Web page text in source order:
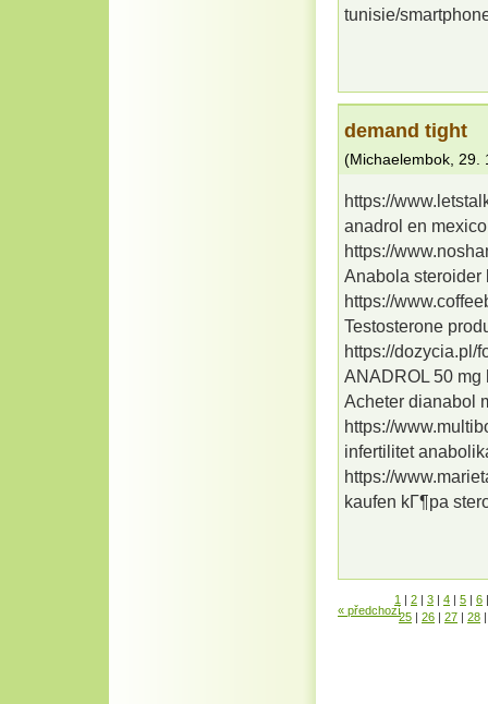
tunisie/
demand tight
(Michaelembok 29.
https://
anadrol en
https://
Anabola steroider
https://
Testosterone
https://dozycia.pl/
ANADROL 50 mg
Acheter dianabol
https://
infertilitet
https://
kaufen kГ¶pa
« předchozí
1 | 2 | 3 | 4 | 5 | 6 |
25 | 26 | 27 | 28 |